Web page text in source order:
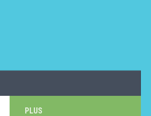
PLUS